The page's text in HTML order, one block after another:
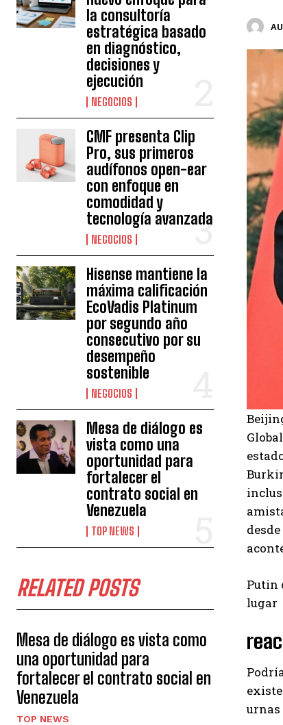
la consultoría
estratégica basado
en diagnóstico,
decisiones y
ejecución
NEGOCIOS
CMF presenta Clip
Pro, sus primeros
audífonos open-ear
con enfoque en
comodidad y
tecnología avanzada
NEGOCIOS
Hisense mantiene la
máxima calificación
EcoVadis Platinum
por segundo año
consecutivo por su
desempeño
sostenible
NEGOCIOS
Mesa de diálogo es
vista como una
oportunidad para
fortalecer el
contrato social en
Venezuela
TOP NEWS
RELATED POSTS
Mesa de diálogo es vista como
una oportunidad para
fortalecer el contrato social en
Venezuela
TOP NEWS
Putin
lugar
urnas